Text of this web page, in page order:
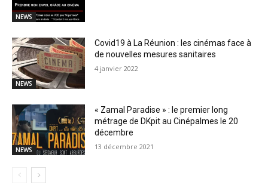
NEWS
NEWS
Covid19 à La Réunion : les cinémas face à
de nouvelles mesures sanitaires
4 janvier 2022
NEWS
« Zamal Paradise » : le premier long
métrage de DKpit au Cinépalmes le 20
décembre
13 décembre 2021